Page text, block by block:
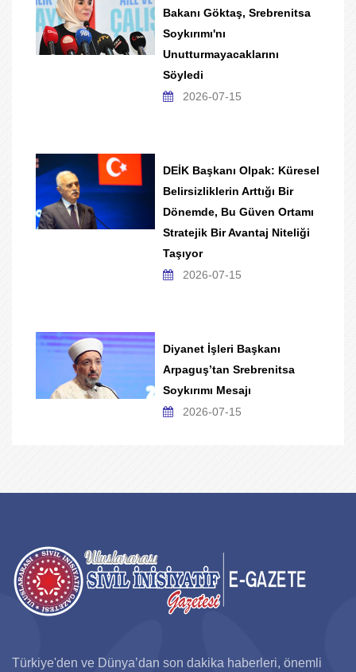
Bakanı Göktaş, Srebrenitsa
Soykırımı'nı
Unutturmayacaklarını
Söyledi
2026-07-15
DEİK Başkanı Olpak: Küresel
Belirsizliklerin Arttığı Bir
Dönemde, Bu Güven Ortamı
Stratejik Bir Avantaj Niteliği
Taşıyor
2026-07-15
Diyanet İşleri Başkanı
Arpaguş’tan Srebrenitsa
Soykırımı Mesajı
2026-07-15
Türkiye'den ve Dünya’dan son dakika haberleri, önemli